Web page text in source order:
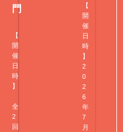
門
【
開
催
日
時
】
全
2
回
【
開
催
日
時
】
2
0
2
6
年
7
月